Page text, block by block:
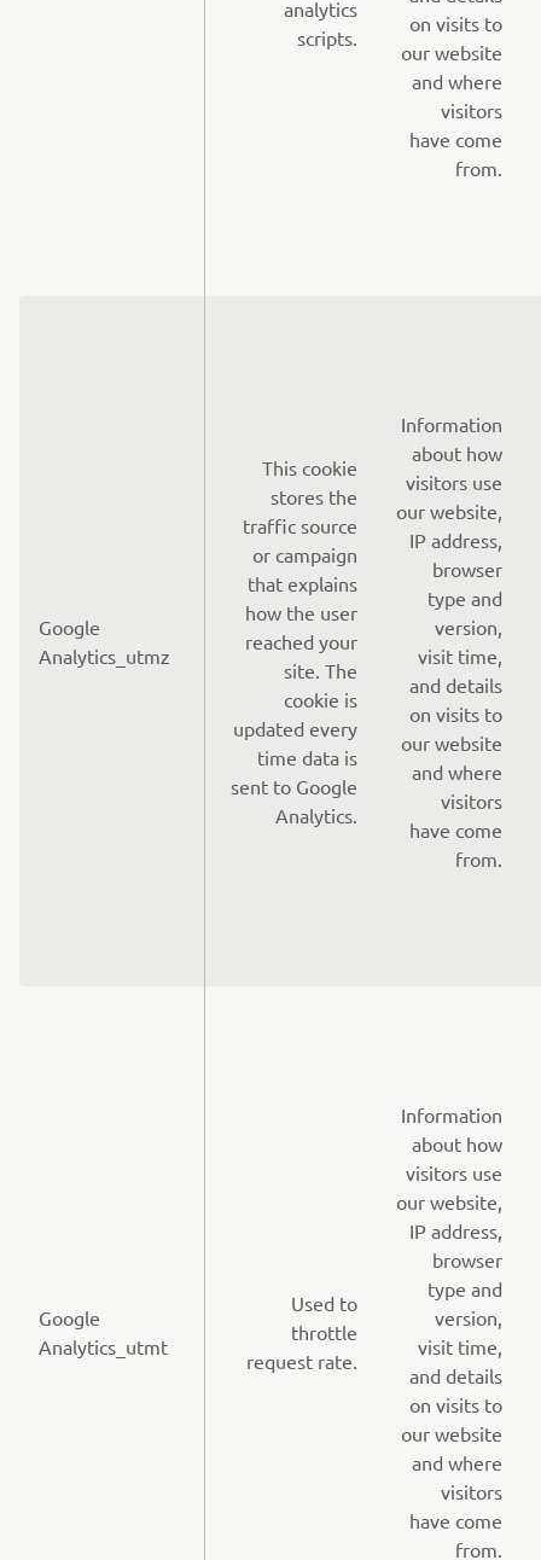
analytics
scripts.
on visits to
our website
and where
visitors
have come
from.
Google
Analytics_utmz
This cookie
stores the
traffic source
or campaign
that explains
how the user
reached your
site. The
cookie is
updated every
time data is
sent to Google
Analytics.
Information
about how
visitors use
our website,
IP address,
browser
type and
version,
visit time,
and details
on visits to
our website
and where
visitors
have come
from.
Google
Analytics_utmt
Used to
throttle
request rate.
Information
about how
visitors use
our website,
IP address,
browser
type and
version,
visit time,
and details
on visits to
our website
and where
visitors
have come
from.